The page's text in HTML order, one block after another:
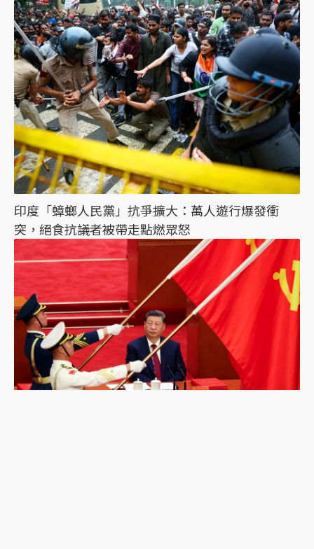
印度「蟑螂人民黨」抗爭擴大：萬人遊行爆發衝
突，絕食抗議者被帶走點燃眾怒